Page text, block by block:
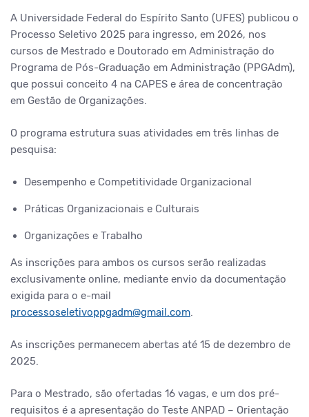
A Universidade Federal do Espírito Santo (UFES) publicou o
Processo Seletivo 2025 para ingresso, em 2026, nos
cursos de Mestrado e Doutorado em Administração do
Programa de Pós-Graduação em Administração (PPGAdm),
que possui conceito 4 na CAPES e área de concentração
em Gestão de Organizações.
O programa estrutura suas atividades em três linhas de
pesquisa:
Desempenho e Competitividade Organizacional
Práticas Organizacionais e Culturais
Organizações e Trabalho
As inscrições para ambos os cursos serão realizadas
exclusivamente online, mediante envio da documentação
exigida para o e-mail
processoseletivoppgadm@gmail.com.
As inscrições permanecem abertas até 15 de dezembro de
2025.
Para o Mestrado, são ofertadas 16 vagas, e um dos pré-
requisitos é a apresentação do Teste ANPAD – Orientação